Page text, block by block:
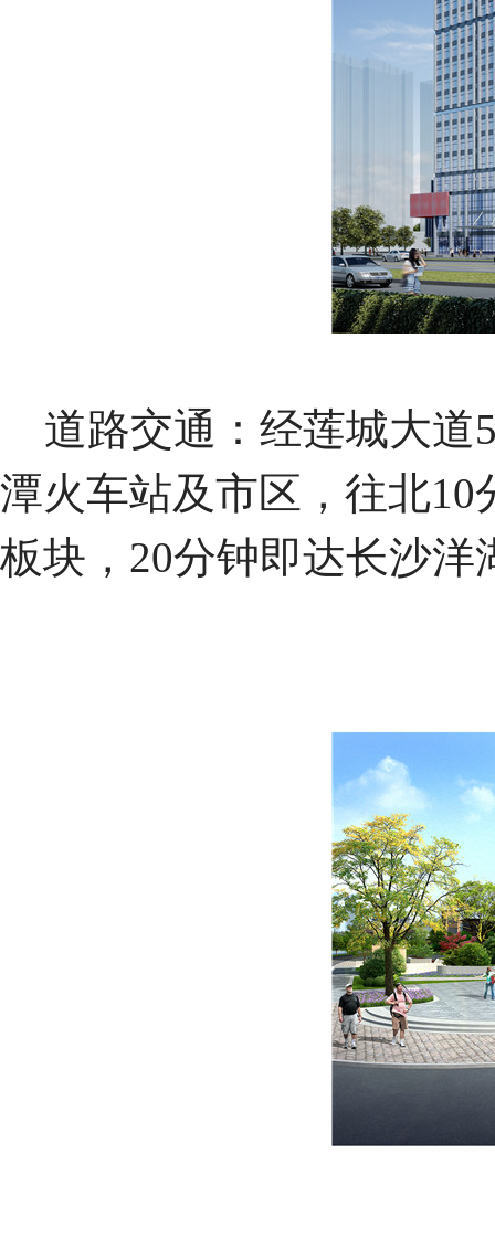
道路交通：经莲城大道
潭火车站及市区，往北
板块，20分钟即达长沙